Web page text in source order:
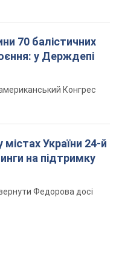
70 балістичних
у Держдепі
Конгрес
України 24-й
на підтримку
Федорова досі